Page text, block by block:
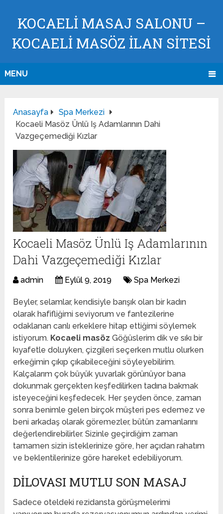
KOCAELI MASAJ SALONU –
KOCAELI MASÖZ İLAN SİTESİ
MENU
Anasayfa
Spa Merkezi
Kocaeli Masöz Ünlü Iş Adamlarının Dahi
Vazgeçemediği Kızlar
Kocaeli Masöz Ünlü Iş Adamlarının
Dahi Vazgeçemediği Kızlar
admin Eylül 9, 2019 Spa Merkezi
Beyler, selamlar, kendisiyle barışık olan bir kadın
olarak hafifliğimi seviyorum ve fantezilerine
odaklanan canlı erkeklere hitap ettiğimi söylemek
istiyorum. Kocaeli masöz Göğüslerim dik ve sıkı bir
kıyafetle doluyken, çizgileri seçerken mutlu olurken
erkeğimin çıkıp çıkabileceğini söyleyebilirim.
Kalçalarım çok büyük yuvarlak görünüyor bana
dokunmak gerçekten keşfedilirken tadına bakmak
isteyeceğini keşfedecek. Her şeyden önce, zaman
sonra benimle gelen birçok müşteri pes edemez ve
beni arkadaş olarak göremezler, bütün zamanlarını
değerlendirebilirler. Sizinle geçirdiğim zaman
tamamen sizin isteklerinize göre, her açıdan rahatım
ve beklentilerinize göre hareket edebiliyorum.
DILOVASI MUTLU SON MASAJ
Sadece oteldeki rezidansta görüşmelerimi